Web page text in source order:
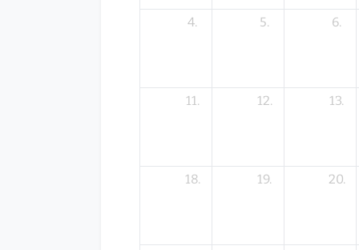
4. 5. 6.
11. 12. 13.
18. 19. 20.